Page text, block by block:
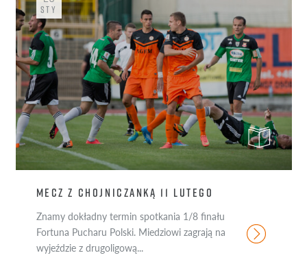
MECZ Z CHOJNICZANKĄ 11 LUTEGO
Znamy dokładny termin spotkania 1/8 finału
Fortuna Pucharu Polski. Miedziowi zagrają na
wyjeździe z drugoligową...
STY